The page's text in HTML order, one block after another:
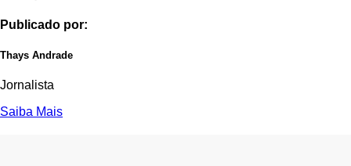
Publicado por:
Thays Andrade
Jornalista
Saiba Mais